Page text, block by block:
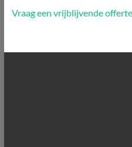
Vraag een vrijblijvende offerte